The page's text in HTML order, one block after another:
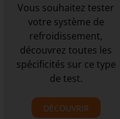
Vous souhaitez tester
votre système de
refroidissement,
découvrez toutes les
spécificités sur ce type
de test.
DÉCOUVRIR